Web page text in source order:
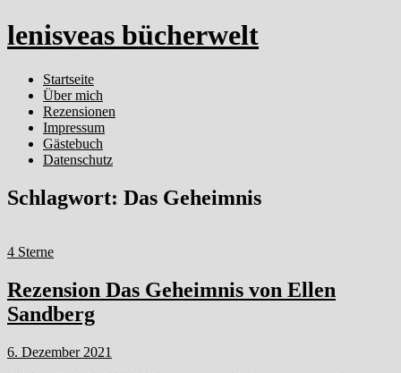
lenisveas bücherwelt
Startseite
Über mich
Rezensionen
Impressum
Gästebuch
Datenschutz
Schlagwort: Das Geheimnis
4 Sterne
Rezension Das Geheimnis von Ellen
Sandberg
6. Dezember 2021